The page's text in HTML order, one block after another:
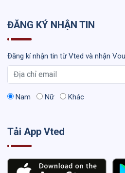
ĐĂNG KÝ NHẬN TIN
Đăng kí nhận tin từ Vted và nhận
Nam Nữ Khác
Tải App Vted